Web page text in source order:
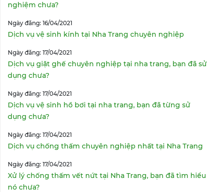
nghiệm chưa?
Ngày đăng: 16/04/2021
Dịch vụ vệ sinh kính tại Nha Trang chuyên nghiệp
Ngày đăng: 17/04/2021
Dịch vụ giặt ghế chuyên nghiệp tại nha trang, bạn đã sử
dụng chưa?
Ngày đăng: 17/04/2021
Dịch vụ vệ sinh hồ bơi tại nha trang, bạn đã từng sử
dụng chưa?
Ngày đăng: 17/04/2021
Dịch vụ chống thấm chuyên nghiệp nhất tại Nha Trang
Ngày đăng: 17/04/2021
Xử lý chống thấm vết nứt tại Nha Trang, bạn đã tìm hiểu
nó chưa?